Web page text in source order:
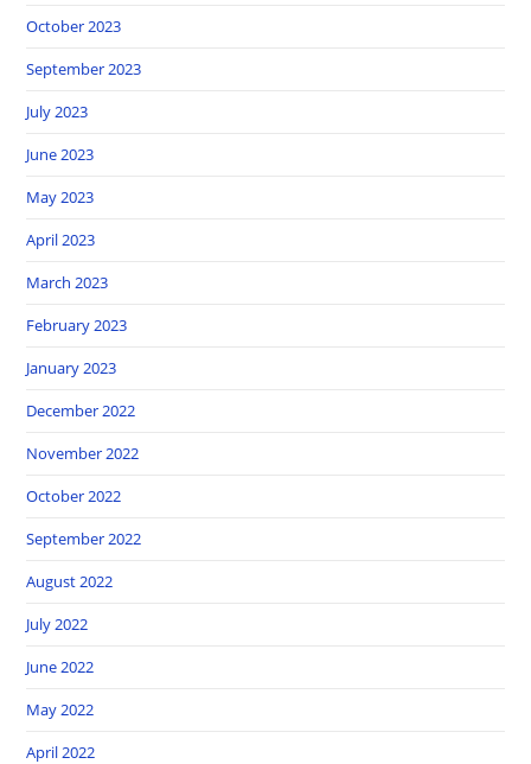
October 2023
September 2023
July 2023
June 2023
May 2023
April 2023
March 2023
February 2023
January 2023
December 2022
November 2022
October 2022
September 2022
August 2022
July 2022
June 2022
May 2022
April 2022